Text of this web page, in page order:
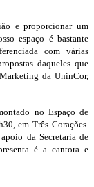
e proporcionar um
espaço é bastante
com várias
daqueles que
da UninCor,
no Espaço de
em Três Corações.
da Secretaria de
é a cantora e